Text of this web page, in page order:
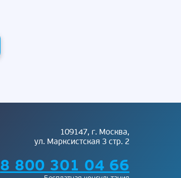
109147, г. Москва,
ул. Марксистская 3 стр. 2
8 800 301 04 66